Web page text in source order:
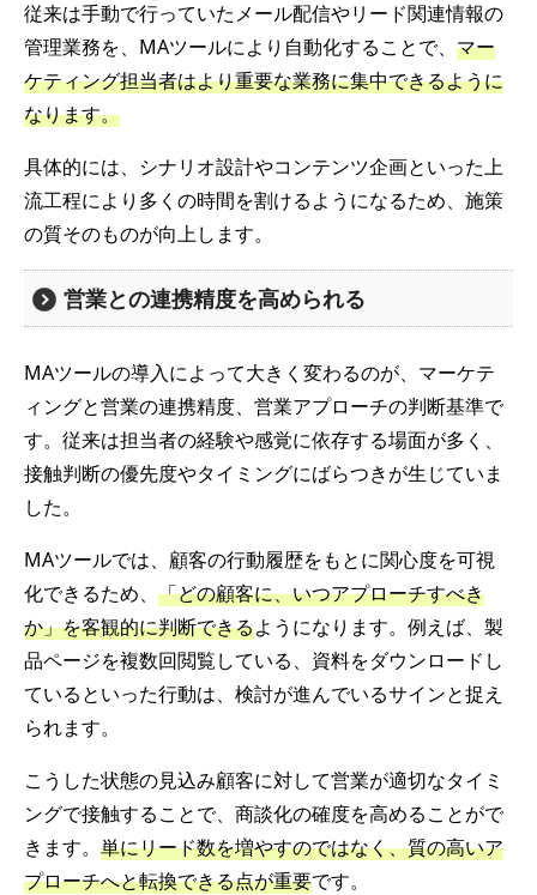
従来は手動で行っていたメール配信やリード関連情報の
管理業務を、MAツールにより自動化することで、 マー
ケティング担当者はより重要な業務に集中できるように
なります。
具体的には、シナリオ設計やコンテンツ企画といった上
流工程により多くの時間を割けるようになるため、施策
の質そのものが向上します。
営業との連携精度を高められる
MAツールの導入によって大きく変わるのが、マーケテ
ィングと営業の連携精度、営業アプローチの判断基準で
す。従来は担当者の経験や感覚に依存する場面が多く、
接触判断の優先度やタイミングにばらつきが生じていま
した。
MAツールでは、顧客の行動履歴をもとに関心度を可視
化できるため、 「どの顧客に、いつアプローチすべき
か」を客観的に判断できるようになります。例えば、製
品ページを複数回閲覧している、資料をダウンロードし
ているといった行動は、検討が進んでいるサインと捉え
られます。
こうした状態の見込み顧客に対して営業が適切なタイミ
ングで接触することで、商談化の確度を高めることがで
きます。 単にリード数を増やすのではなく、質の高いア
プローチへと転換できる点が重要です。